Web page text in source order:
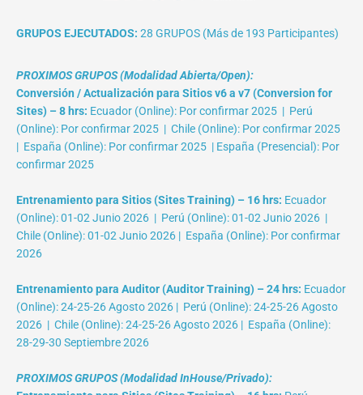
GRUPOS EJECUTADOS: 28 GRUPOS (Más de 193 Participantes)
PROXIMOS GRUPOS (Modalidad Abierta/Open):
Conversión / Actualización para Sitios v6 a v7 (Conversion for
Sites) – 8 hrs: Ecuador (Online): Por confirmar 2025 | Perú
(Online): Por confirmar 2025 | Chile (Online): Por confirmar 2025
| España (Online): Por confirmar 2025 | España (Presencial): Por
confirmar 2025
Entrenamiento para Sitios (Sites Training) – 16 hrs: Ecuador
(Online): 01-02 Junio 2026 | Perú (Online): 01-02 Junio 2026 |
Chile (Online): 01-02 Junio 2026 | España (Online): Por confirmar
2026
Entrenamiento para Auditor (Auditor Training) – 24 hrs: Ecuador
(Online): 24-25-26 Agosto 2026 | Perú (Online): 24-25-26 Agosto
2026 | Chile (Online): 24-25-26 Agosto 2026 | España (Online):
28-29-30 Septiembre 2026
PROXIMOS GRUPOS (Modalidad InHouse/Privado):